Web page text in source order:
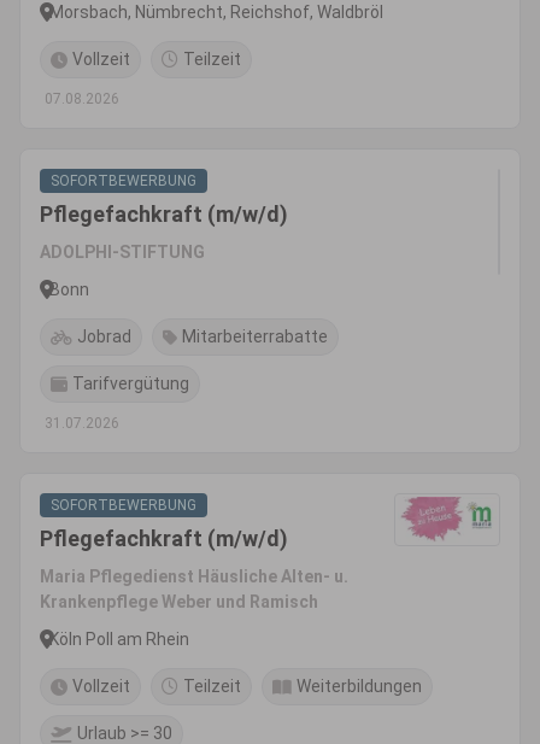
Morsbach, Nümbrecht, Reichshof, Waldbröl
Vollzeit Teilzeit
07.08.2026
SOFORTBEWERBUNG
Pflegefachkraft (m/w/d)
ADOLPHI-STIFTUNG
Bonn
Jobrad Mitarbeiterrabatte
Tarifvergütung
31.07.2026
SOFORTBEWERBUNG
Pflegefachkraft (m/w/d)
Maria Pflegedienst Häusliche Alten- u.
Krankenpflege Weber und Ramisch
Köln Poll am Rhein
Vollzeit Teilzeit Weiterbildungen
Urlaub >= 30